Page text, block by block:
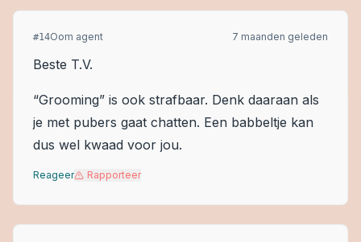
#14Oom agent 7 maanden geleden
Beste T.V.
“Grooming” is ook strafbaar. Denk daaraan als
je met pubers gaat chatten. Een babbeltje kan
dus wel kwaad voor jou.
Reageer Rapporteer